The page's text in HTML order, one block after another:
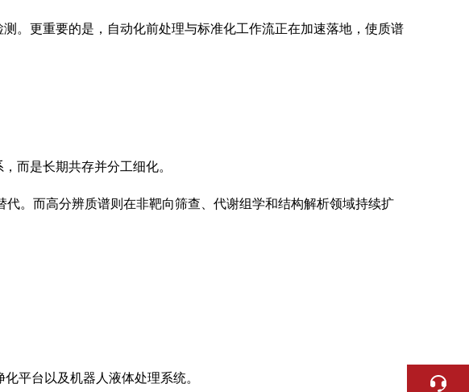
。更重要的是，自动化前处理与标准化工作流正在加速落地，使质谱
而是长期共存并分工细化。
。而高分辨质谱则在非靶向筛查、代谢组学和结构解析领域持续扩
平台以及机器人液体处理系统。